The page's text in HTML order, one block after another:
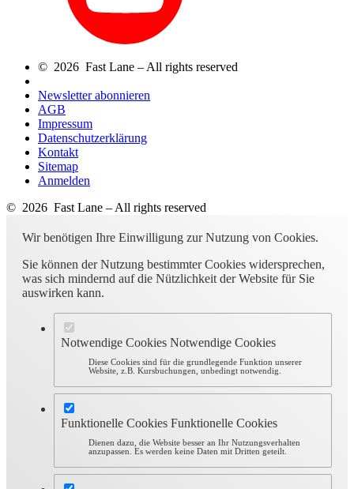
© 2026 Fast Lane – All rights reserved
Newsletter abonnieren
AGB
Impressum
Datenschutzerklärung
Kontakt
Sitemap
Anmelden
© 2026 Fast Lane – All rights reserved
Wir benötigen Ihre Einwilligung zur Nutzung von Cookies.
Sie können der Nutzung bestimmter Cookies widersprechen,
was sich mindernd auf die Nützlichkeit der Website für Sie
auswirken kann.
Notwendige Cookies Notwendige Cookies
Diese Cookies sind für die grundlegende Funktion unserer
Website, z.B. Kursbuchungen, unbedingt notwendig.
Funktionelle Cookies Funktionelle Cookies
Dienen dazu, die Website besser an Ihr Nutzungsverhalten
anzupassen. Es werden keine Daten mit Dritten geteilt.